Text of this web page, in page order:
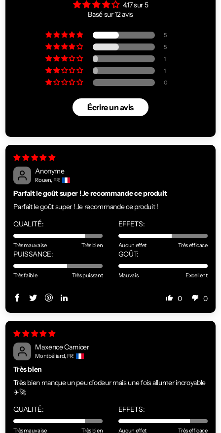
4.17 sur 5
Basé sur 12 avis
5
5
1
1
0
Écrire un avis
Anonyme
Rouen, FR
Parfait le goût super ! Je recommande ce produit
Parfait le goût super ! Je recommande ce produit !
QUALITÉ:
Très mauvaise Très bien
EFFETS:
Aucun effet Très efficace
PUISSANCE:
Très faible Très puissant
GOÛT:
Mauvais Excellent
0 0
Maxence Carnicer
Montbéliard, FR
Très bien
Très bien manque un peu d’odeur mais une fois allumer incroyable
✈️🚀
QUALITÉ:
Très mauvaise Très bien
EFFETS:
Aucun effet Très efficace